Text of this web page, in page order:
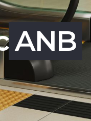
ANB